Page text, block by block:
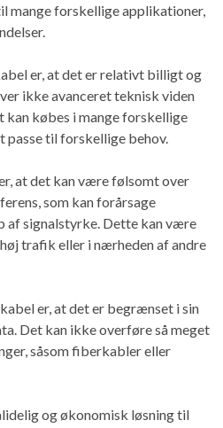
mange forskellige applikationer,
er, at det er relativt billigt og
ikke avanceret teknisk viden
købes i mange forskellige
til forskellige behov.
at det kan være følsomt over
som kan forårsage
af signalstyrke. Dette kan være
trafik eller i nærheden af andre
er, at det er begrænset i sin
Det kan ikke overføre så meget
såsom fiberkabler eller
og økonomisk løsning til